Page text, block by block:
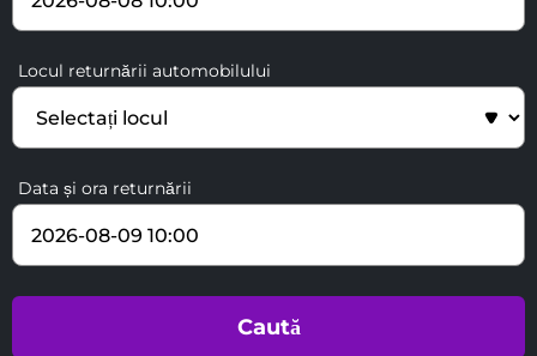
Locul returnării automobilului
Data și ora returnării